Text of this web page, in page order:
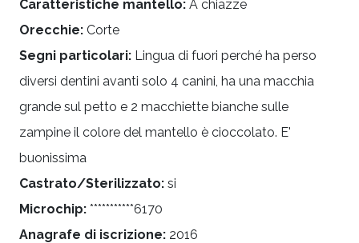
Caratteristiche mantello: A chiazze
Orecchie: Corte
Segni particolari: Lingua di fuori perché ha perso
diversi dentini avanti solo 4 canini, ha una macchia
grande sul petto e 2 macchiette bianche sulle
zampine il colore del mantello è cioccolato. E'
buonissima
Castrato/Sterilizzato: si
Microchip: ***********6170
Anagrafe di iscrizione: 2016